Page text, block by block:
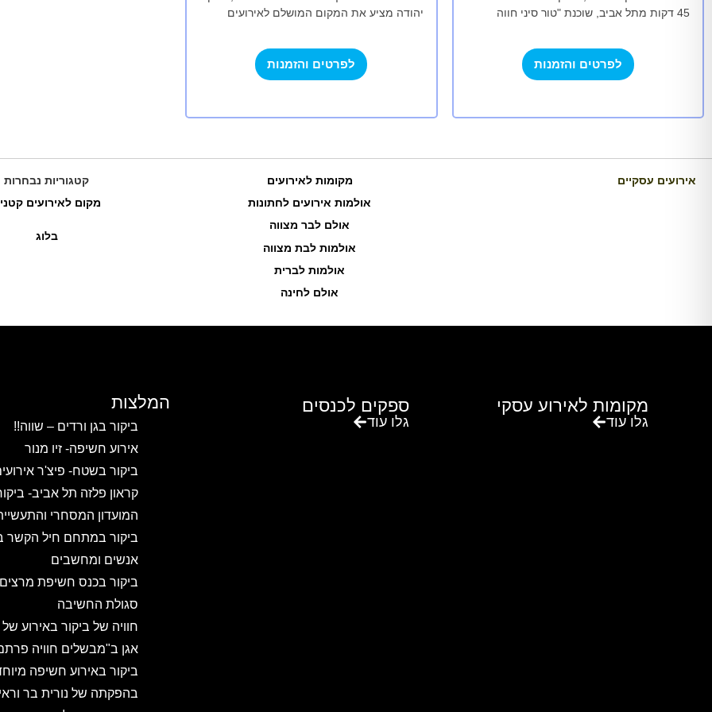
45 דקות מתל אביב, שוכנת "טור סיני חווה
לפרטים והזמנות
יהודה מציע את המקום המושלם לאירועים
לפרטים והזמנות
אירועים עסקיים
מקומות לאירועים
אולמות אירועים לחתונות
אולם לבר מצווה
אולמות לבת מצווה
אולמות לברית
אולם לחינה
קטגוריות נבחרות
מקום לאירועים
בלוג
מקומות לאירוע עסקי
גלו עוד
ספקים לכנסים
גלו עוד
המלצות
ביקור בגן ורדים – שווה!!
אירוע חשיפה- זיו מנור
ביקור בשטח- פיצ'ר
קראון פלזה תל אביב-
המועדון המסחרי
ביקור במתחם חיל הקשר
אנשים ומחשבים
ביקור בכנס חשיפת
סגולת החשיבה
חוויה של ביקור באירוע
אגן ב"מבשלים חוויה
ביקור באירוע חשיפה
בהפקתה של נורית בר